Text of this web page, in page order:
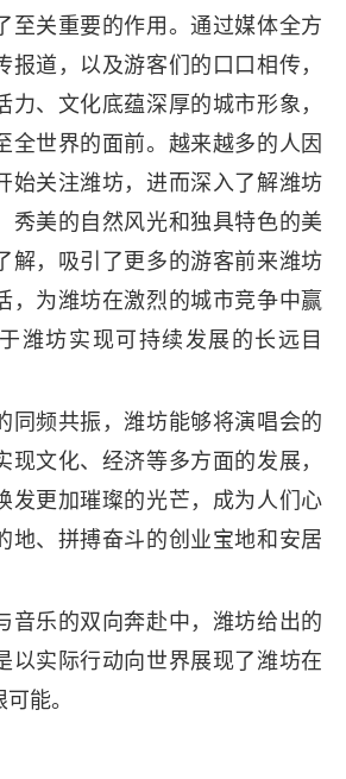
至关重要的作用。通过媒体全方
报道，以及游客们的口口相传，
力、文化底蕴深厚的城市形象，
全世界的面前。越来越多的人因
始关注潍坊，进而深入了解潍坊
秀美的自然风光和独具特色的美
解，吸引了更多的游客前来潍坊
，为潍坊在激烈的城市竞争中赢
潍坊实现可持续发展的长远目
频共振，潍坊能够将演唱会的
现文化、经济等多方面的发展，
发更加璀璨的光芒，成为人们心
地、拼搏奋斗的创业宝地和安居
乐的双向奔赴中，潍坊给出的
以实际行动向世界展现了潍坊在
能。